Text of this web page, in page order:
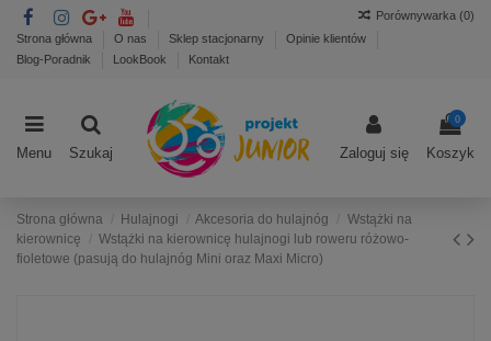
Strona główna O nas Sklep stacjonarny
Opinie klientów
Blog-Poradnik
LookBook Kontakt
Porównywarka (0)
Menu Szukaj Zaloguj się
0
Koszyk
Strona główna Hulajnogi Akcesoria do hulajnóg
Wstążki na
kierownicę
Wstążki na kierownicę hulajnogi lub roweru różowo-
fioletowe (pasują do hulajnóg Mini oraz Maxi Micro)